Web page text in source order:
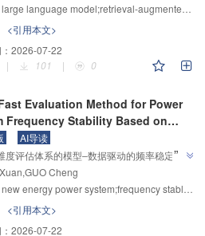
强生成与大语言模型的配网检修辅助决策框
配网检修智能化决策问题提供解决方案。
large language model;retrieval-augmented generation;knowledge graph;distribution network;maintenance decision;artificial intelligence;prompt engineering
<引用本文>
2026-07-22
| 101 | 0
Evaluation Method for Power
Frequency Stability Based on
KAN and Improved WGAN
AI导读
度评估体系的模型‒数据驱动的频率稳定评估
了功率‒频率稳定边界的评估体系，探索了
与LassoNet预处理结合BiGRU‒KAN模型
，为解决新型电力系统频率稳定评估精度
及拓扑变化样本不足问题提供解决方案。
”
Cheng
new energy power system;frequency stable rapid assessment;BiGRU-KAN;LassoNet;gradient penalty mechanism;WGAN
<引用本文>
2026-07-22